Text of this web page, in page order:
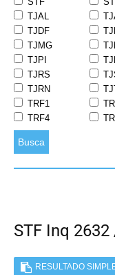
TJAL
TJDF
TJMG
TJPI
TJRS
TJRN
TRF1
TRF4
Busca
STF Inq 2632
RESULTADO